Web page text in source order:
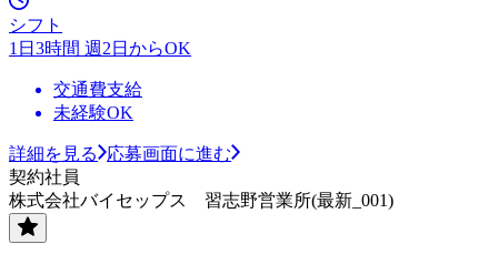
シフト
1日3時間 週2日からOK
交通費支給
未経験OK
詳細を見る
応募画面に進む
契約社員
株式会社バイセップス 習志野営業所(最新_001)